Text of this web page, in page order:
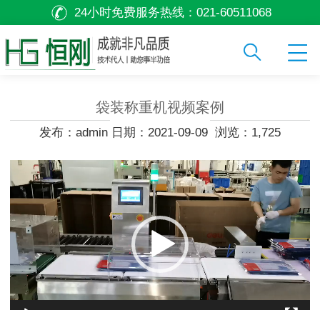
24小时免费服务热线： 021-60511068
袋装称重机视频案例
发布：admin 日期：2021-09-09 浏览：1,725
频
播
放
器